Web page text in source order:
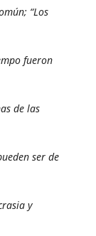
“Los
fueron
de las
ser de
y